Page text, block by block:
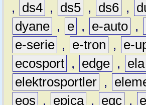
,
ds4 , ds5 , ds6 ,
dyane , e , e-auto ,
e-serie , e-tron , e-
ecosport , edge , ela
elektrosportler ,
eos
, epica , eqc ,